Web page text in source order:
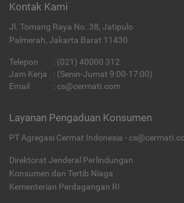
Kontak Kami
Jl. Tomang Raya No. 38, Jatipulo
Palmerah, Jakarta Barat 11430
Telepon : (021) 40000 312
Jam Kerja
: (Senin-Jumat 9:00-17:00)
Email
: cs@cermati.com
Layanan Pengaduan Konsumen
PT Agregasi Cermat Indonesia -
Direktorat Jenderal Perlindungan
Konsumen dan Tertib Niaga
Kementerian Perdagangan RI